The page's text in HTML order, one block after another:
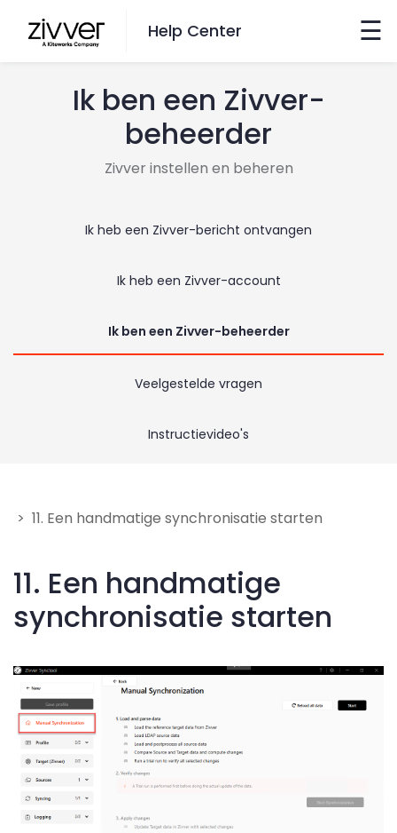
×
Wil je zoeken?
Ga hiernaartoe
Help Center ☰
Ik ben een Zivver-
beheerder
Zivver instellen en beheren
Ik heb een Zivver-bericht ontvangen
Ik heb een Zivver-account
Ik ben een Zivver-beheerder
Veelgestelde vragen
Instructievideo's
> 11. Een handmatige synchronisatie starten
11. Een handmatige
synchronisatie starten